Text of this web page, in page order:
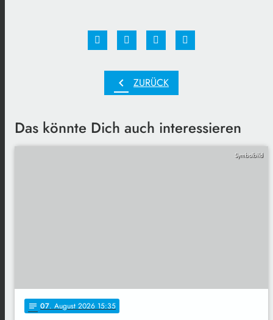
chevron_left ZURÜCK
Das könnte Dich auch interessieren
Symbolbild
notes 07. August 2026 15:35